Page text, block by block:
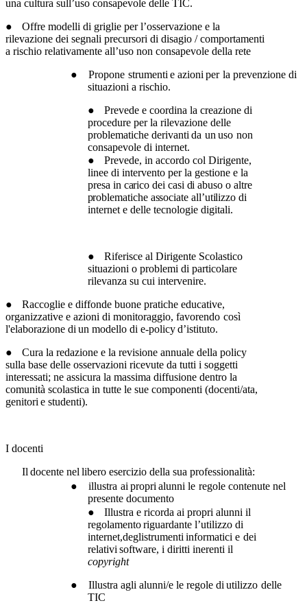
una cultura sull’uso consapevole delle TIC.
●
Offre modelli di griglie per l’osservazione e la
rilevazione dei segnali precursori di disagio / comportamenti
a rischio relativamente all’uso non consapevole della rete
●
Propone strumenti e azioni per la prevenzione di
situazioni a rischio.
●
Prevede e coordina la creazione di
procedure per la rilevazione delle
problematiche derivanti da un uso non
consapevole di internet.
●
Prevede, in accordo col Dirigente,
linee di intervento per la gestione e la
presa in carico dei casi di abuso o altre
problematiche associate all’utilizzodi
internet e delle tecnologie digitali.
●
Riferisce al Dirigente Scolastico
situazioni o problemi di particolare
rilevanza su cui intervenire.
●
Raccoglie e diffonde buone pratiche educative,
organizzative e azioni di monitoraggio, favorendo così
l'elaborazione di un modello di e-policy d’istituto.
●
Cura la redazione e la revisione annuale della policy
sulla base delle osservazioni ricevute da tutti i soggetti
interessati; ne assicura la massima diffusione dentro la
comunità scolastica in tutte le sue componenti (docenti/ata,
genitori e studenti).
I docenti
Il docente nel libero esercizio della sua professionalità:
●
illustra ai propri alunni le regole contenute nel
presente documento
●
Illustra e ricorda ai propri alunni il
regolamento riguardante l’utilizzo di
internet,deglistrumenti informatici e dei
relativi software, i diritti inerenti il
copyright
●
Illustra agli alunni/e le regole diutilizzo delle
TIC